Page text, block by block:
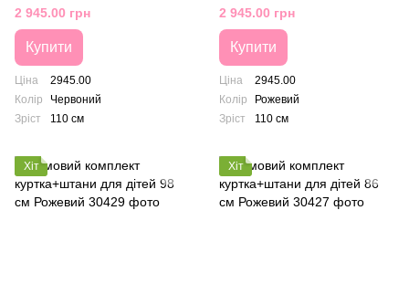
см Красный
2 945.00 грн
Купити
Ціна
2945.00
Колір
Червоний
Зріст
110 см
Рожевий
2 945.00 грн
Купити
Ціна
2945.00
Колір
Рожевий
Зріст
110 см
Хіт Хіт